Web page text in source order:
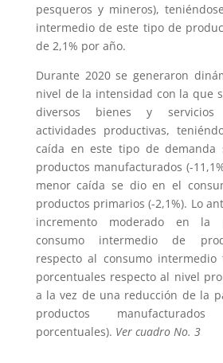
pesqueros y mineros),
intermedio de este tipo de
de 2,1% por año.
Durante 2020 se generaron
nivel de la intensidad con la que
diversos bienes y servicios
actividades productivas,
caída en este tipo de
productos manufacturados (-
menor caída se dio en el
productos primarios (-2,1%). Lo
incremento moderado en la
consumo intermedio de
respecto al consumo intermedio
porcentuales respecto al nivel
a la vez de una reducción de la
productos
porcentuales). Ver cuadro No. 3